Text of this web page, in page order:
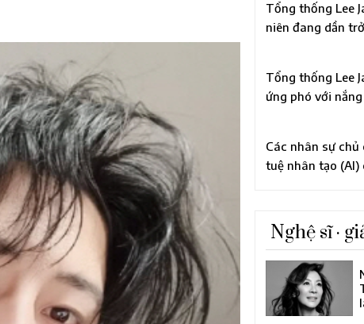
Tổng thống Lee
niên đang dần
Tổng thống Lee
ứng phó với
Các nhân sự
tuệ nhân tạo (AI)
Nghệ sĩ ·